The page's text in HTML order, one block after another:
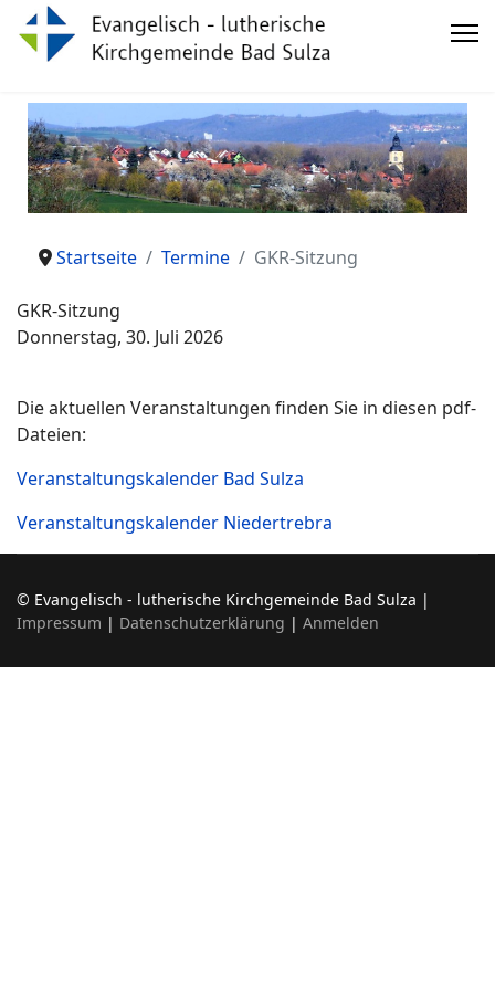
Startseite Termine GKR-Sitzung
GKR-Sitzung
Donnerstag, 30. Juli 2026
Die aktuellen Veranstaltungen finden Sie in diesen pdf-
Dateien:
Veranstaltungskalender Bad Sulza
Veranstaltungskalender Niedertrebra
© Evangelisch - lutherische Kirchgemeinde Bad Sulza |
Impressum | Datenschutzerklärung | Anmelden